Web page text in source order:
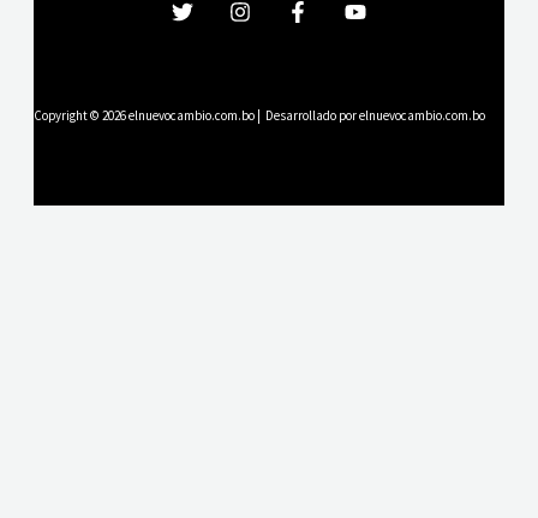
Copyright © 2026 elnuevocambio.com.bo | Desarrollado por elnuevocambio.com.bo